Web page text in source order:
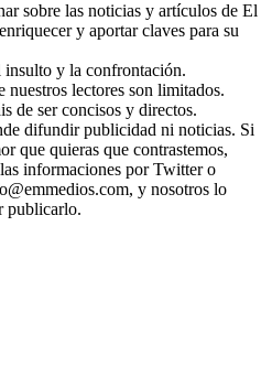
sobre las noticias y artículos de El
y aportar claves para su
insulto y la confrontación.
nuestros lectores son limitados.
de ser concisos y directos.
difundir publicidad ni noticias. Si
que quieras que contrastemos,
informaciones por Twitter o
y nosotros lo
publicarlo.